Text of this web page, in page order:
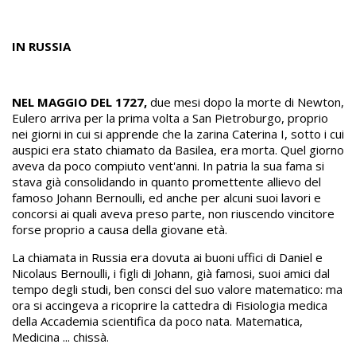
IN RUSSIA
NEL MAGGIO DEL 1727, due mesi dopo la morte di Newton,
Eulero arriva per la prima volta a San Pietroburgo, proprio
nei giorni in cui si apprende che la zarina Caterina I, sotto i cui
auspici era stato chiamato da Basilea, era morta. Quel giorno
aveva da poco compiuto vent'anni. In patria la sua fama si
stava già consolidando in quanto promettente allievo del
famoso Johann Bernoulli, ed anche per alcuni suoi lavori e
concorsi ai quali aveva preso parte, non riuscendo vincitore
forse proprio a causa della giovane età.
La chiamata in Russia era dovuta ai buoni uffici di Daniel e
Nicolaus Bernoulli, i figli di Johann, già famosi, suoi amici dal
tempo degli studi, ben consci del suo valore matematico: ma
ora si accingeva a ricoprire la cattedra di Fisiologia medica
della Accademia scientifica da poco nata. Matematica,
Medicina ... chissà.